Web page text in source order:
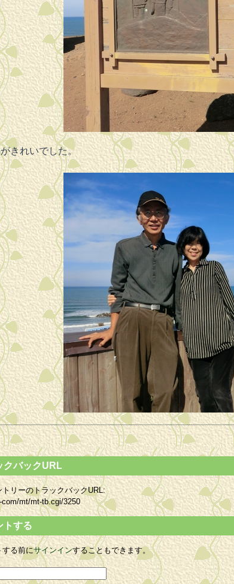
きれいでした。
クバックURL
トリーのトラックバックURL:
mt/mt-tb.cgi/3250
トする
する前にサインインすることもできます。